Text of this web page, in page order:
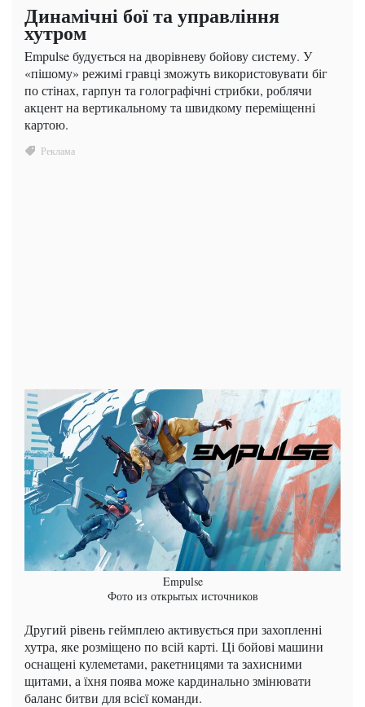
Динамічні бої та управління
хутром
Empulse будується на дворівневу бойову систему. У
«пішому» режимі гравці зможуть використовувати біг
по стінах, гарпун та голографічні стрибки, роблячи
акцент на вертикальному та швидкому переміщенні
картою.
Empulse
Фото из открытых источников
Другий рівень геймплею активується при захопленні
хутра, яке розміщено по всій карті. Ці бойові машини
оснащені кулеметами, ракетницями та захисними
щитами, а їхня поява може кардинально змінювати
баланс битви для всієї команди.